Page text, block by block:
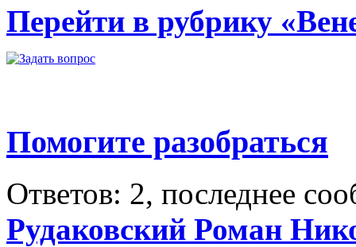
Перейти в рубрику
Помогите разобраться
Ответов: 2, последнее
Рудаковский Роман